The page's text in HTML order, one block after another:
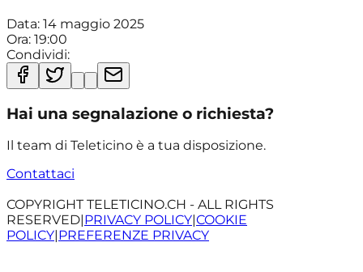
Data: 14 maggio 2025
Ora: 19:00
Condividi:
Hai una segnalazione o richiesta?
Il team di Teleticino è a tua disposizione.
Contattaci
COPYRIGHT TELETICINO.CH - ALL RIGHTS
RESERVED|PRIVACY POLICY|COOKIE
POLICY|PREFERENZE PRIVACY